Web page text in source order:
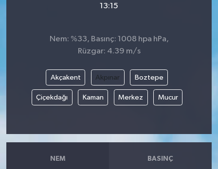
13:15
Nem: %33, Basınç: 1008 hpa hPa,
Rüzgar: 4.39 m/s
Akçakent Akpınar Boztepe
Çiçekdağı Kaman Merkez Mucur
NEM BASINÇ
Yaşam
Yurttan